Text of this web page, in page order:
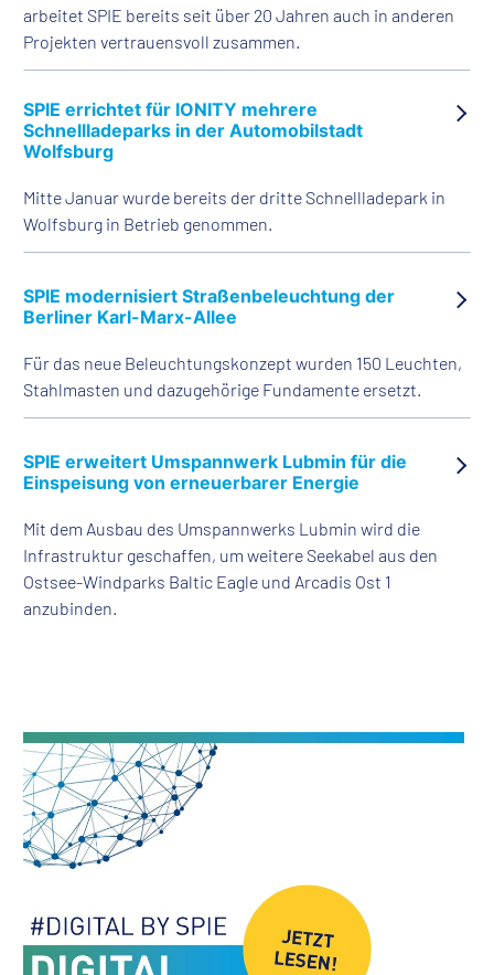
arbeitet SPIE bereits seit über 20 Jahren auch in anderen
Projekten vertrauensvoll zusammen.
SPIE errichtet für IONITY mehrere
Schnellladeparks in der Automobilstadt
Wolfsburg
Mitte Januar wurde bereits der dritte Schnellladepark in
Wolfsburg in Betrieb genommen.
SPIE modernisiert Straßen­beleuchtung der
Berliner Karl-Marx-Allee
Für das neue Beleuchtungskonzept wurden 150 Leuchten,
Stahlmasten und dazugehörige Fundamente ersetzt.
SPIE erweitert Umspannwerk Lubmin für die
Einspeisung von erneuerbarer Energie
Mit dem Ausbau des Umspannwerks Lubmin wird die
Infrastruktur geschaffen, um weitere Seekabel aus den
Ostsee-Windparks Baltic Eagle und Arcadis Ost 1
anzubinden.